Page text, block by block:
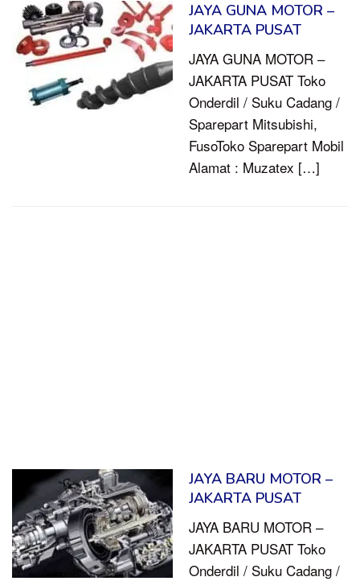
JAYA GUNA MOTOR –
JAKARTA PUSAT
JAYA GUNA MOTOR –
JAKARTA PUSAT Toko
Onderdil / Suku Cadang /
Sparepart Mitsubishi,
FusoToko Sparepart Mobil
Alamat : Muzatex […]
JAYA BARU MOTOR –
JAKARTA PUSAT
JAYA BARU MOTOR –
JAKARTA PUSAT Toko
Onderdil / Suku Cadang /